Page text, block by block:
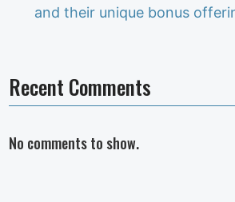
and their unique bonus
Recent Comments
No comments to show.